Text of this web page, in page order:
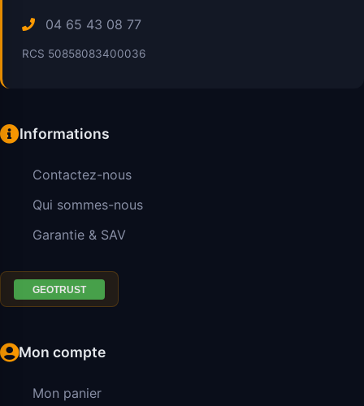
04 65 43 08 77
RCS 50858083400036
Informations
Contactez-nous
Qui sommes-nous
Garantie & SAV
Mon compte
Mon panier